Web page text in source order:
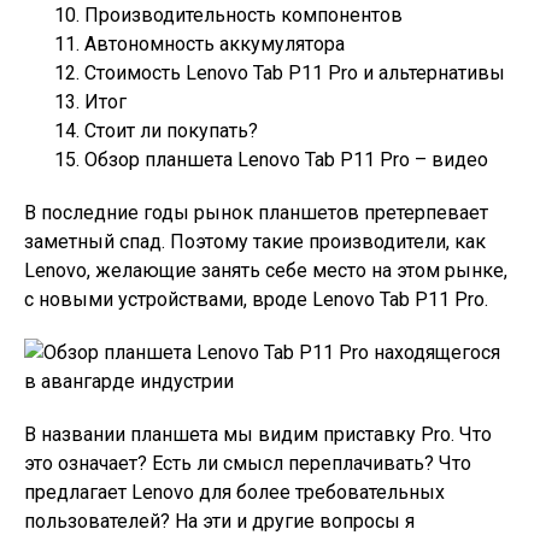
Производительность компонентов
Автономность аккумулятора
Стоимость Lenovo Tab P11 Pro и альтернативы
Итог
Стоит ли покупать?
Обзор планшета Lenovo Tab P11 Pro – видео
В последние годы рынок планшетов претерпевает
заметный спад. Поэтому такие производители, как
Lenovo, желающие занять себе место на этом рынке,
с новыми устройствами, вроде Lenovo Tab P11 Pro.
В названии планшета мы видим приставку Pro. Что
это означает? Есть ли смысл переплачивать? Что
предлагает Lenovo для более требовательных
пользователей? На эти и другие вопросы я